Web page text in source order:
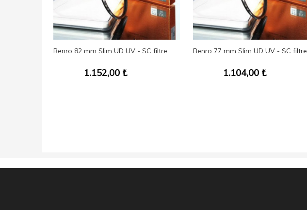
Benro 82 mm Slim UD UV - SC filtre
1.152,00₺
Benro 77 mm Slim UD UV - SC filtre
1.104,00 ₺